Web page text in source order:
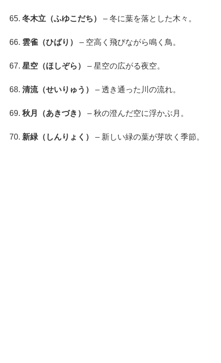
冬木立（ふゆこだち） – 冬に葉を落とした木々。
雲雀（ひばり） – 空高く飛びながら鳴く鳥。
星空（ほしぞら） – 星空の広がる夜空。
清流（せいりゅう） – 透き通った川の流れ。
秋月（あきづき） – 秋の澄んだ空に浮かぶ月。
新緑（しんりょく） – 新しい緑の葉が芽吹く季節。